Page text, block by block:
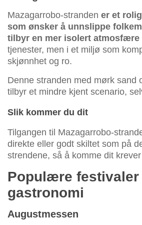
Mazagarrobo-stranden er et
som ønsker å unnslippe
tilbyr en mer isolert atmosfære
tjenester, men i et miljø som
skjønnhet og ro.
Denne stranden med mørk sand
tilbyr et mindre kjent scenario,
Slik kommer du dit
Tilgangen til Mazagarrobo-
direkte eller godt skiltet som på
strendene, så å komme dit
Populære festivaler
gastronomi
Augustmessen